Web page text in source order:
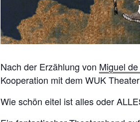
Nach der Erzählung von Miguel
Kooperation mit dem WUK
Wie schön eitel ist alles oder